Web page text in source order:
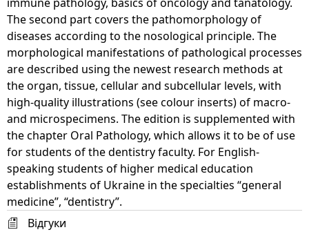
The second part covers the pathomorphology of
diseases according to the nosological principle. The
morphological manifestations of pathological processes
are described using the newest research methods at
the organ, tissue, cellular and subcellular levels, with
high-quality illustrations (see colour inserts) of macro-
and microspecimens. The edition is supplemented with
the chapter Oral Pathology, which allows it to be of use
for students of the dentistry faculty. For English-
speaking students of higher medical education
establishments of Ukraine in the specialties “general
medicine”, “dentistry”.
Відгуки